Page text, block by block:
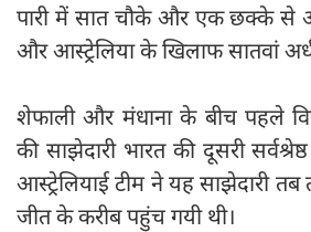
पारी में सात चौके और एक छक्के से
और आस्ट्रेलिया के खिलाफ सातवां
शेफाली और मंधाना के बीच पहले
की साझेदारी भारत की दूसरी
आस्ट्रेलियाई टीम ने यह साझेदारी तब
जीत के करीब पहुंच गयी थी।